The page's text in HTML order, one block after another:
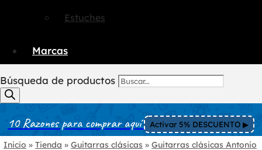
Estuches
Marcas
Búsqueda de productos
10 Razones para comprar aquí Activar 5% DESCUENTO ▶︎
Inicio » Tienda » Guitarras clásicas » Guitarras clásicas Antonio